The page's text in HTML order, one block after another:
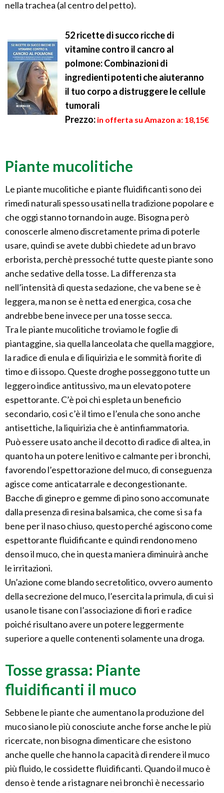
nella trachea (al centro del petto).
52 ricette di succo ricche di
vitamine contro il cancro al
polmone: Combinazioni di
ingredienti potenti che aiuteranno
il tuo corpo a distruggere le cellule
tumorali
Prezzo: in offerta su Amazon a: 18,15€
Piante mucolitiche
Le piante mucolitiche e piante fluidificanti sono dei
rimedi naturali spesso usati nella tradizione popolare e
che oggi stanno tornando in auge. Bisogna però
conoscerle almeno discretamente prima di poterle
usare, quindi se avete dubbi chiedete ad un bravo
erborista, perchè pressoché tutte queste piante sono
anche sedative della tosse. La differenza sta
nell’intensità di questa sedazione, che va bene se è
leggera, ma non se è netta ed energica, cosa che
andrebbe bene invece per una tosse secca.
Tra le piante mucolitiche troviamo le foglie di
piantaggine, sia quella lanceolata che quella maggiore,
la radice di enula e di liquirizia e le sommità fiorite di
timo e di issopo. Queste droghe posseggono tutte un
leggero indice antitussivo, ma un elevato potere
espettorante. C’è poi chi espleta un beneficio
secondario, cosi c’è il timo e l’enula che sono anche
antisettiche, la liquirizia che è antinfiammatoria.
Può essere usato anche il decotto di radice di altea, in
quanto ha un potere lenitivo e calmante per i bronchi,
favorendo l’espettorazione del muco, di conseguenza
agisce come anticatarrale e decongestionante.
Bacche di ginepro e gemme di pino sono accomunate
dalla presenza di resina balsamica, che come si sa fa
bene per il naso chiuso, questo perché agiscono come
espettorante fluidificante e quindi rendono meno
denso il muco, che in questa maniera diminuirà anche
le irritazioni.
Un’azione come blando secretolitico, ovvero aumento
della secrezione del muco, l’esercita la primula, di cui si
usano le tisane con l’associazione di fiori e radice
poiché risultano avere un potere leggermente
superiore a quelle contenenti solamente una droga.
Tosse grassa: Piante
fluidificanti il muco
Sebbene le piante che aumentano la produzione del
muco siano le più conosciute anche forse anche le più
ricercate, non bisogna dimenticare che esistono
anche quelle che hanno la capacità di rendere il muco
più fluido, le cossidette fluidificanti. Quando il muco è
denso è tende a ristagnare nei bronchi è necessario